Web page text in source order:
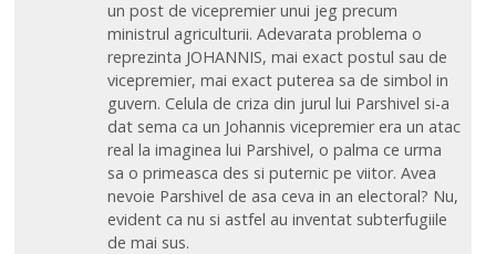
un post de vicepremier unui jeg precum
ministrul agriculturii. Adevarata problema o
reprezinta JOHANNIS, mai exact postul sau de
vicepremier, mai exact puterea sa de simbol in
guvern. Celula de criza din jurul lui Parshivel si-a
dat sema ca un Johannis vicepremier era un atac
real la imaginea lui Parshivel, o palma ce urma
sa o primeasca des si puternic pe viitor. Avea
nevoie Parshivel de asa ceva in an electoral? Nu,
evident ca nu si astfel au inventat subterfugiile
de mai sus.